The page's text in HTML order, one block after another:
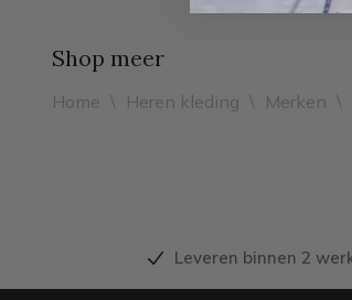
Shop meer
Home \ Heren kleding \ Merken \
Leveren binnen 2